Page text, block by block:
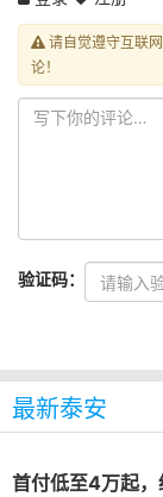
请自觉遵守互联
论！
验证码：
最新泰安
首付低至4万起，